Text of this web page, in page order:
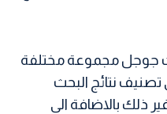
جوجل مجموعة مختلفة
نتائج البحث
ذلك بالاضافة الى